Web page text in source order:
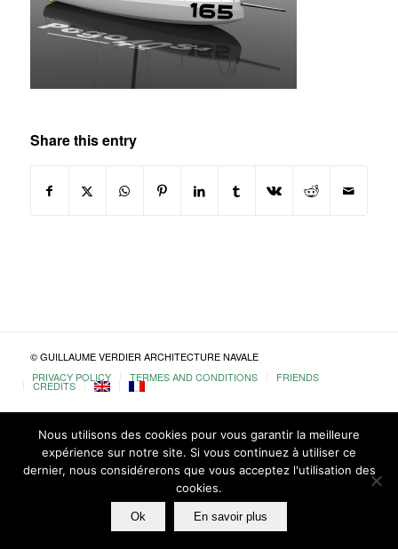
Share this entry
© GUILLAUME VERDIER ARCHITECTURE NAVALE
PRIVACY POLICY
TERMES AND CONDITIONS FRIENDS
CREDITS
Nous utilisons des cookies pour vous garantir la meilleure
expérience sur notre site. Si vous continuez à utiliser ce
dernier, nous considérerons que vous acceptez l'utilisation des
cookies.
Ok En savoir plus